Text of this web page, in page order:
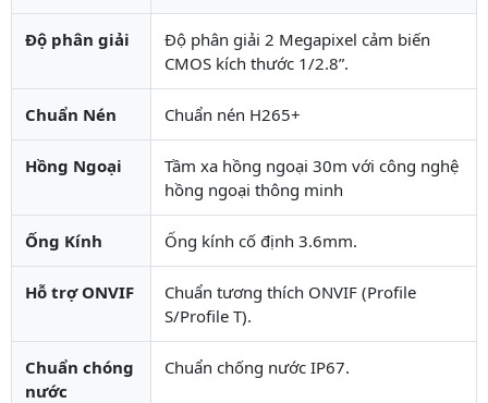
Độ phân giải
Độ phân giải 2 Megapixel cảm biến
CMOS kích thước 1/2.8”.
Chuẩn Nén Chuẩn nén H265+
Hồng Ngoại
Tầm xa hồng ngoại 30m với công nghệ
hồng ngoại thông minh
Ống Kính Ống kính cố định 3.6mm.
Hỗ trợ ONVIF
Chuẩn tương thích ONVIF (Profile
S/Profile T).
Chuẩn chóng
nước
Chuẩn chống nước IP67.